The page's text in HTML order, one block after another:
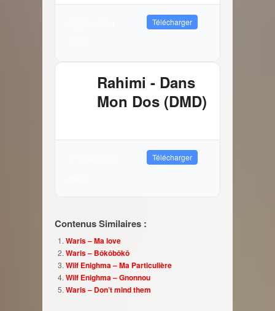
Télécharger
Rahimi - Dans
Mon Dos (DMD)
Télécharger
Contenus Similaires :
Waris – Ma love
Waris – Bôkôbôkô
Wilf Enighma – Ma Particulière
Wilf Enighma – Gnonnou
Waris – Don’t mind them